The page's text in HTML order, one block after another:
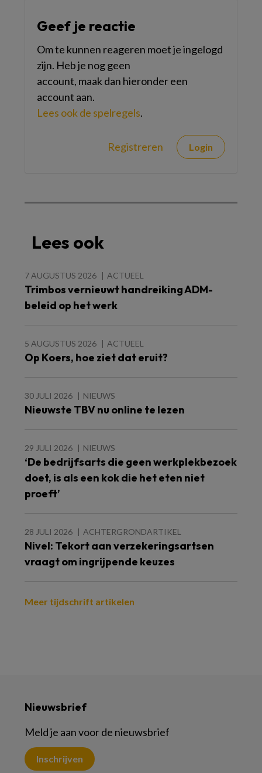
Geef je reactie
Om te kunnen reageren moet je ingelogd
zijn. Heb je nog geen
account, maak dan hieronder een
account aan.
Lees ook de spelregels.
Registreren Login
Lees ook
7 AUGUSTUS 2026 ACTUEEL
Trimbos vernieuwt handreiking ADM-
beleid op het werk
5 AUGUSTUS 2026 ACTUEEL
Op Koers, hoe ziet dat eruit?
30 JULI 2026 NIEUWS
Nieuwste TBV nu online te lezen
29 JULI 2026 NIEUWS
‘De bedrijfsarts die geen werkplekbezoek
doet, is als een kok die het eten niet
proeft’
28 JULI 2026 ACHTERGRONDARTIKEL
Nivel: Tekort aan verzekeringsartsen
vraagt om ingrijpende keuzes
Meer tijdschrift artikelen
Nieuwsbrief
Meld je aan voor de nieuwsbrief
Inschrijven